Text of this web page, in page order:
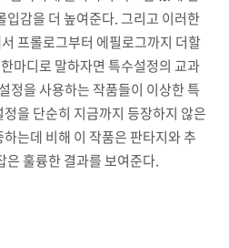
입감을 더 높여준다. 그리고 이러한
프롤로그부터 에필로그까지 더할
마디로 말하자면 특수설정의 교과
정을 사용하는 작품들이 이상한 특
을 단순히 지금까지 등장하지 않은
는데 비해 이 작품은 판타지와 추
은 훌륭한 결과를 보여준다.